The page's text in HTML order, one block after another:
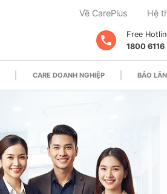
Về CarePlus Hệ
Free
1800 6116
CARE DOANH NGHIỆP BẢO